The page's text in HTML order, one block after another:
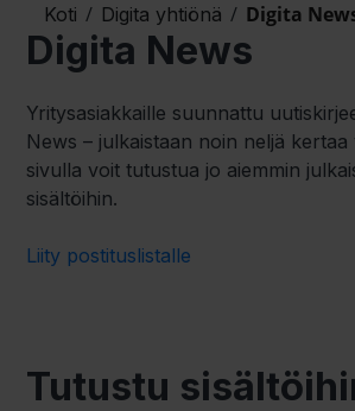
Koti / Digita yhtiönä / Digita
Digita News
Yritysasiakkaille suunnattu
News – julkaistaan noin neljä kertaa
sivulla voit tutustua jo aiemmin
sisältöihin.
Liity postituslistalle
Tutustu